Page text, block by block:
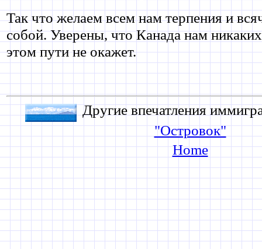
Так что желаем всем нам терпения и
собой. Уверены, что Канада нам
этом пути не окажет.
Другие впечатления
"Островок"
Home